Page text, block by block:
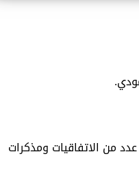
من الاتفاقيات ومذكرات